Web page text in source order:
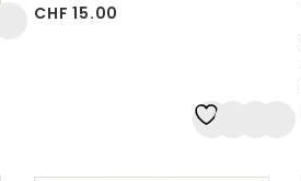
CHF 15.00